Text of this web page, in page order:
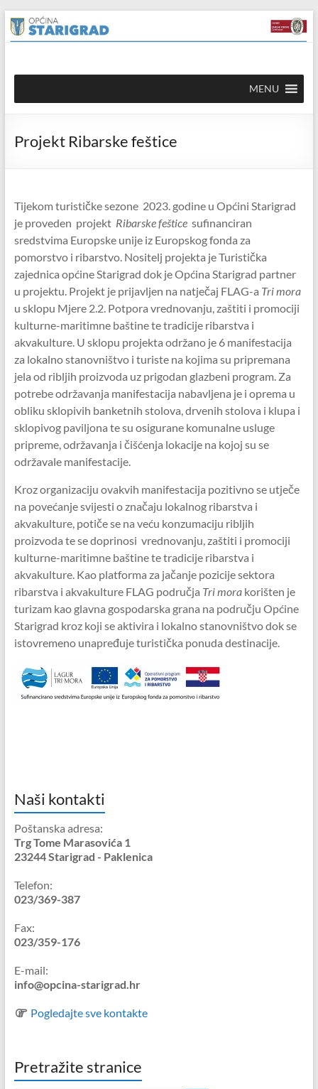
content
Skip
to
content
Općina
Starigrad
mrežna
MENU
Projekt Ribarske feštice
Tijekom turističke sezone 2023. godine u Općini Starigrad
je proveden projekt Ribarske fešticesufinanciran
sredstvima Europske unije iz Europskog fonda za
pomorstvo i ribarstvo. Nositelj projekta je Turistička
zajednica općine Starigrad dok je Općina Starigrad partner
u projektu. Projekt je prijavljen na natječaj FLAG-a Tri mora
u sklopu Mjere 2.2. Potpora vrednovanju, zaštiti i promociji
kulturne-maritimne baštine te tradicije ribarstva i
akvakulture. U sklopu projekta održano je 6 manifestacija
za lokalno stanovništvo i turiste na kojima su pripremana
jela od ribljih proizvoda uz prigodan glazbeni program. Za
potrebe održavanja manifestacija nabavljena je i oprema u
obliku sklopivih banketnih stolova, drvenih stolova i klupa i
sklopivog paviljona te su osigurane komunalne usluge
pripreme, održavanja i čišćenja lokacije na kojoj su se
održavale manifestacije.
Kroz organizaciju ovakvih manifestacija pozitivno se utječe
na povećanje svijesti o značaju lokalnog ribarstva i
akvakulture, potiče se na veću konzumaciju ribljih
proizvoda te se doprinosi vrednovanju, zaštiti i promociji
kulturne-maritimne baštine te tradicije ribarstva i
akvakulture. Kao platforma za jačanje pozicije sektora
ribarstva i akvakulture FLAG područja Tri mora korišten je
turizam kao glavna gospodarska grana na području Općine
Starigrad kroz koji se aktivira i lokalno stanovništvo dok se
istovremeno unapređuje turistička ponuda destinacije.
Naši kontakti
Poštanska adresa:
Trg Tome Marasovića 1
23244 Starigrad - Paklenica
Telefon:
023/369-387
Fax:
023/359-176
E-mail:
info@opcina-starigrad.hr
Pogledajte sve kontakte
Pretražite stranice